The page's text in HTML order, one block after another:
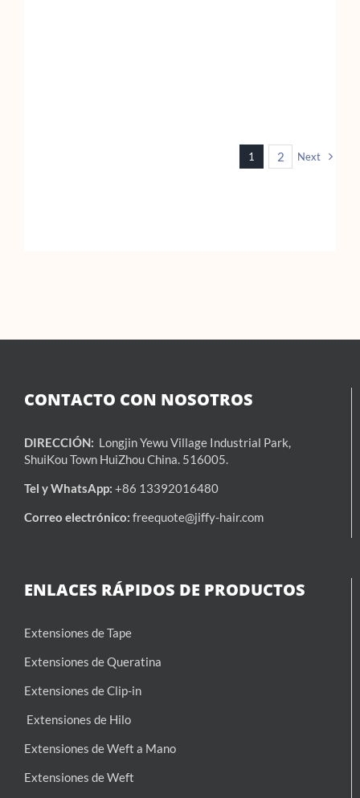
1 2 Next
CONTACTO CON NOSOTROS
DIRECCIÓN: Longjin Yewu Village Industrial Park,
ShuiKou Town HuiZhou China. 516005.
Tel y WhatsApp: +86 13392016480
Correo electrónico: freequote@jiffy-hair.com
ENLACES RÁPIDOS DE PRODUCTOS
Extensiones de Tape
Extensiones de Queratina
Extensiones de Clip-in
Extensiones de Hilo
Extensiones de Weft a Mano
Extensiones de Weft